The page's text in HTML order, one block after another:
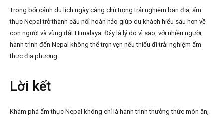
Trong bối cảnh du lịch ngày càng chú trọng trải nghiệm bản địa, ẩm
thực Nepal trở thành cầu nối hoàn hảo giúp du khách hiểu sâu hơn về
con người và vùng đất Himalaya. Đây là lý do vì sao, với nhiều người,
hành trình đến Nepal không thể trọn vẹn nếu thiếu đi trải nghiệm ẩm
thực địa phương.
Lời kết
Khám phá ẩm thực Nepal không chỉ là hành trình thưởng thức món ăn,